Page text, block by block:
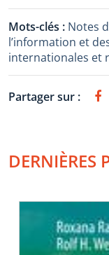
Mots-clés : Notes
l’information et
internationales et
Partager sur :
DERNIÈRES